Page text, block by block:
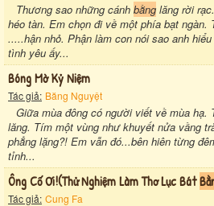
Thương sao những cánh bằng lăng rời
héo tàn. Em chọn đi về một phía bạt ngàn.
.....hận nhỏ. Phận làm con nói sao anh
tình yêu ấy...
Bóng Mờ Kỷ Niệm
Tác giả: Băng Nguyệt
Giữa mùa đông có người viết về mùa hạ.
lăng. Tím một vùng như khuyết nửa vầng
phẳng lặng?! Em vẫn đó...bên hiên từng
tỉnh...
Ông Cố Ơi!(thử Nghiệm Làm Thơ Lục Bát
Tác giả: Cung Fa